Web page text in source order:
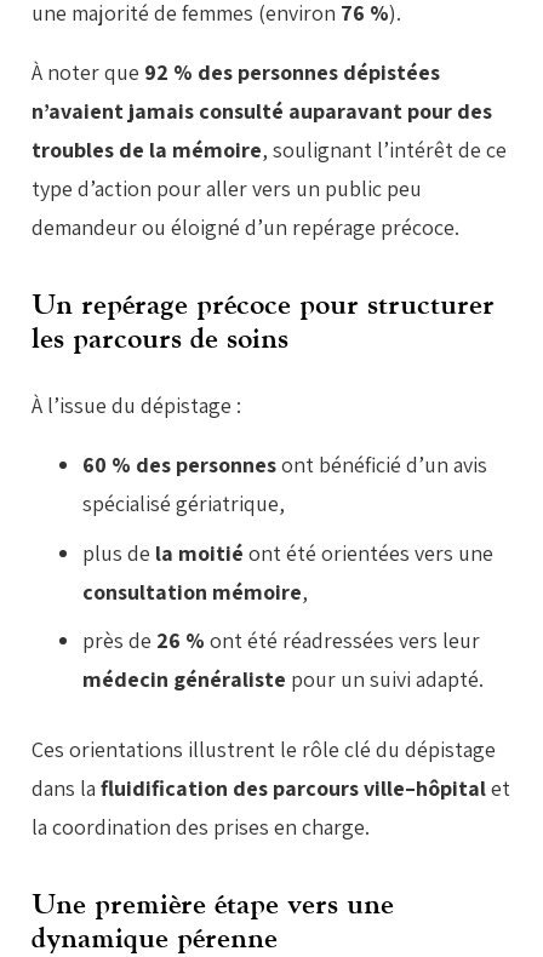
une majorité de femmes (environ 76 %).
À noter que 92 % des personnes dépistées
n’avaient jamais consulté auparavant pour des
troubles de la mémoire, soulignant l’intérêt de ce
type d’action pour aller vers un public peu
demandeur ou éloigné d’un repérage précoce.
Un repérage précoce pour structurer
les parcours de soins
À l’issue du dépistage :
60 % des personnesont bénéficié d’un avis
spécialisé gériatrique,
plus de la moitié ont été orientées vers une
consultation mémoire,
près de 26 % ont été réadressées vers leur
médecin généraliste pour un suivi adapté.
Ces orientations illustrent le rôle clé du dépistage
dans la fluidification des parcours ville–hôpitalet
la coordination des prises en charge.
Une première étape vers une
dynamique pérenne